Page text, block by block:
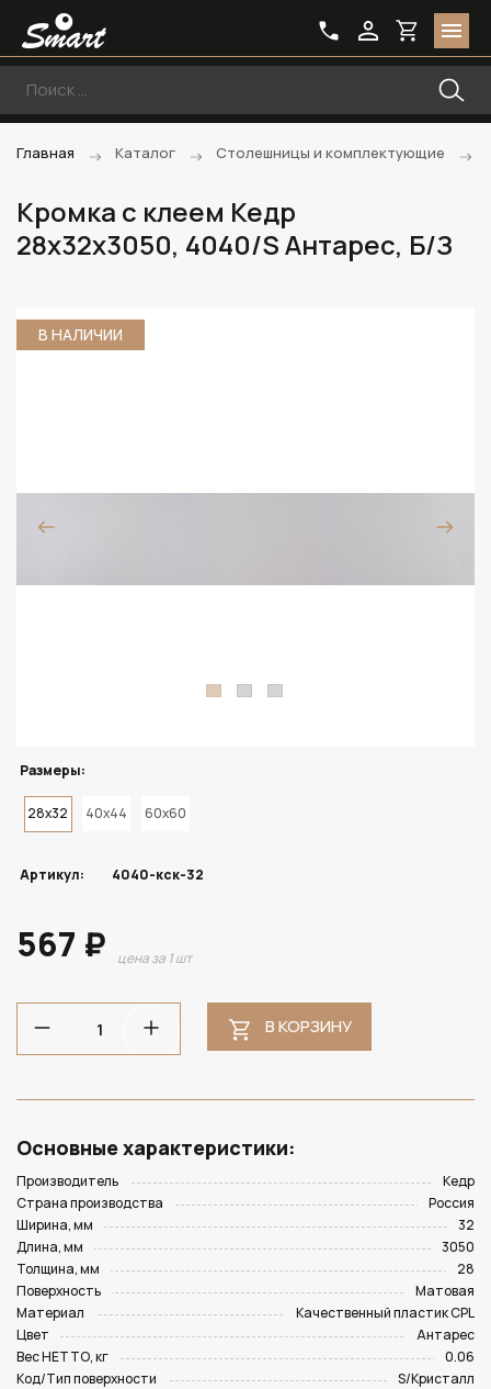
Главная Каталог Столешницы и комплектующие
Кромка с клеем Кедр
28х32х3050, 4040/S Антарес, Б/З
В НАЛИЧИИ
Размеры:
28x32 40x44 60x60
Артикул: 4040-кск-32
567 ₽ цена за 1 шт
В КОРЗИНУ
Основные характеристики:
Производитель
Кедр
Страна производства
Россия
Ширина, мм
32
Длина, мм
3050
Толщина, мм
28
Поверхность
Матовая
Материал
Качественный пластик CPL
Цвет
Антарес
Вес НЕТТО, кг
0.06
Код/Тип поверхности
S/Кристалл